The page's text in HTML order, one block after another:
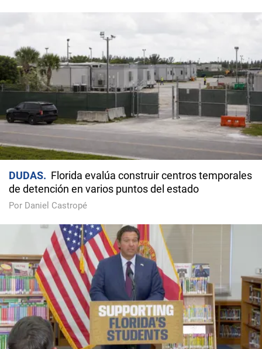
DUDAS
Florida evalúa construir centros temporales
de detención en varios puntos del estado
Por Daniel Castropé